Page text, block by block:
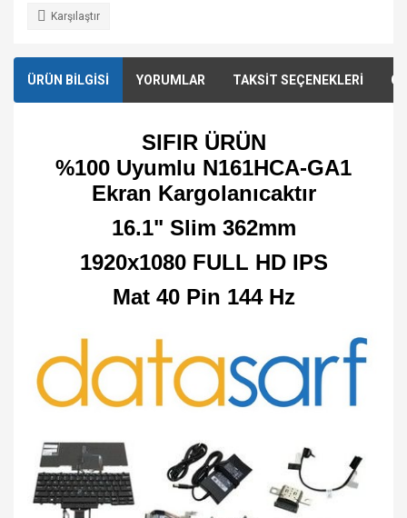
Karşılaştır
ÜRÜN BİLGİSİ YORUMLAR TAKSİT SEÇENEKLERİ
SIFIR ÜRÜN
%100 Uyumlu N161HCA-GA1
Ekran Kargolanıcaktır
16.1" Slim 362mm
1920x1080 FULL HD IPS
Mat 40 Pin 144 Hz